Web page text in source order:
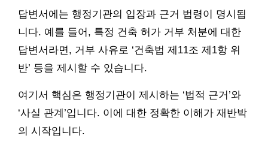
답변서에는 행정기관의 입장과 근거 법령이 명시됩
니다. 예를 들어, 특정 건축 허가 거부 처분에 대한
답변서라면, 거부 사유로 ‘건축법 제11조 제1항 위
반’ 등을 제시할 수 있습니다.
여기서 핵심은 행정기관이 제시하는 ‘법적 근거’와
‘사실 관계’입니다. 이에 대한 정확한 이해가 재반박
의 시작입니다.